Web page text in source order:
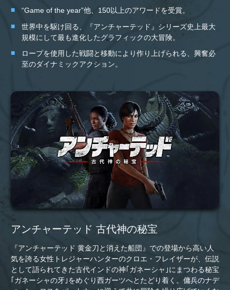
“Game of the year”他、150以上のアワードを受賞。
世界中を駆け回る、『アンチャーテッド』シリーズ史上最大
規模にして最も進化したグラフィックの大冒険。
ロープを使用した戦闘と移動により作り上げられる、興奮必
至のダイナミックアクション。
アンチャーテッド 古代神の秘宝
『アンチャーテッド 黄金刀と消えた船団』での登場から高い人
気を誇る女性トレジャーハンターのクロエ・フレイザーが、伝説
として語られてきた古代インドの神｢ガネーシャ｣にまつわる秘宝
｢ガネーシャの牙｣をめぐり西ガーツへとたどり着く。傭兵のナデ